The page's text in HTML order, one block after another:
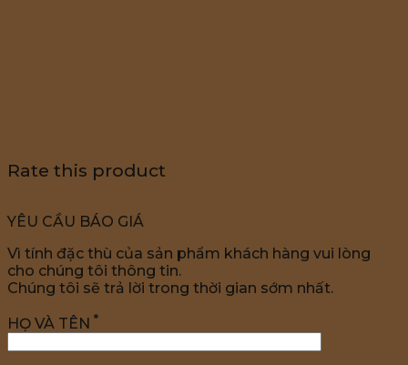
Rate this product
YÊU CẦU BÁO GIÁ
Vì tính đặc thù của sản phẩm khách hàng vui lòng
cho chúng tôi thông tin.
Chúng tôi sẽ trả lời trong thời gian sớm nhất.
HỌ VÀ TÊN *